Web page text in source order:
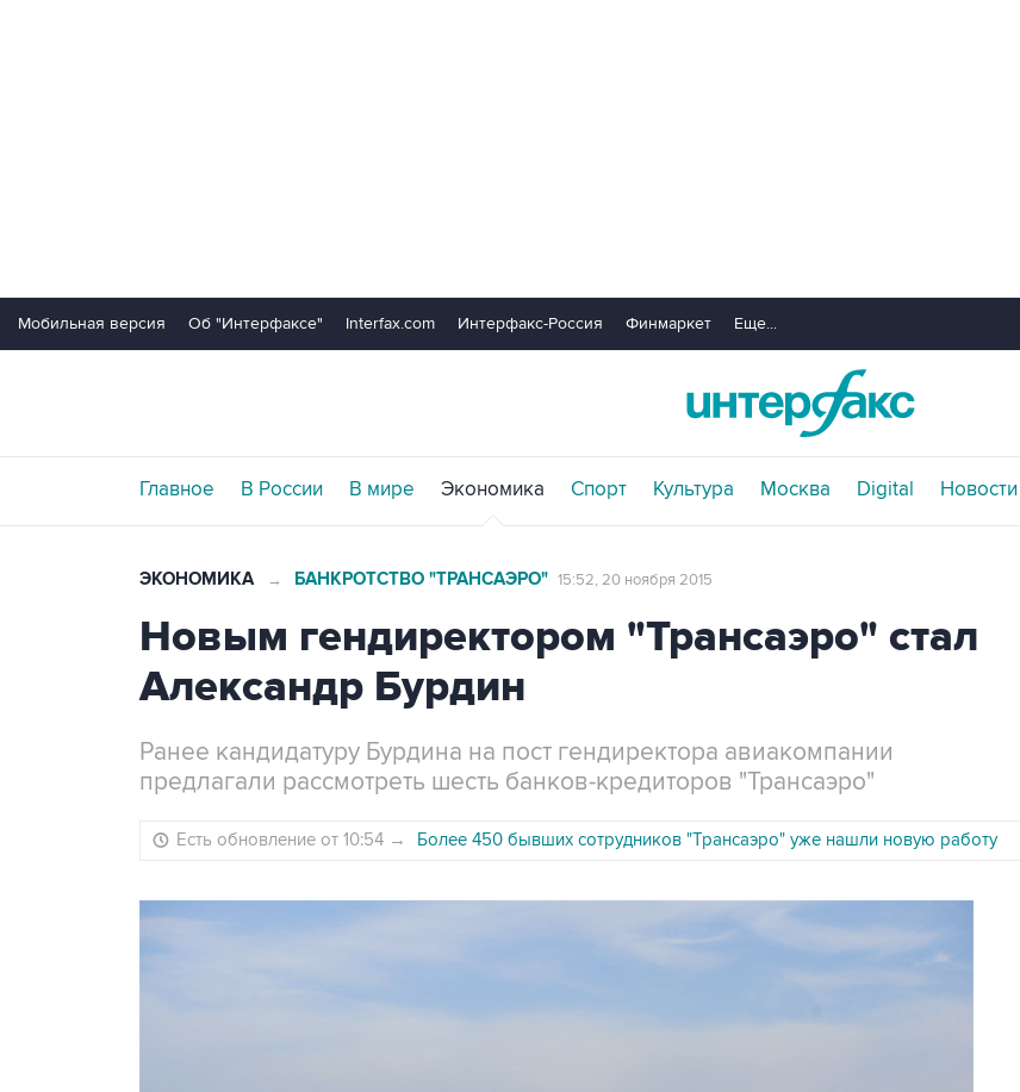
Мобильная версия Об "Интерфаксе" Interfax.com Интерфакс-Россия Финмаркет Еще...
Главное В России В мире Экономика Спорт Культура Москва Digital Новости
ЭКОНОМИКА → БАНКРОТСТВО "ТРАНСАЭРО" 15:52, 20 ноября 2015
Новым гендиректором "Трансаэро" стал
Александр Бурдин
Ранее кандидатуру Бурдина на пост гендиректора авиакомпании
предлагали рассмотреть шесть банков-кредиторов "Трансаэро"
Есть обновление от 10:54 → Более 450 бывших сотрудников "Трансаэро" уже нашли новую работу